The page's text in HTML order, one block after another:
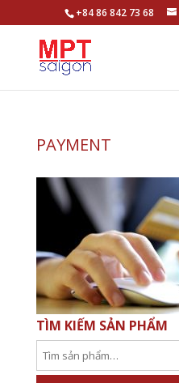
+84 86 842 73 68
PAYMENT
TÌM KIẾM SẢN PHẨM